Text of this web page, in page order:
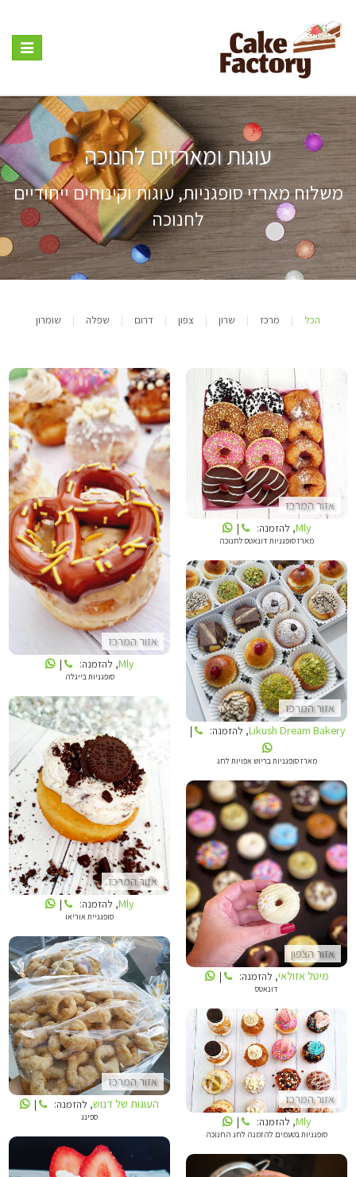
Toggle
עוגות ומארזים לחנוכה
משלוח מארזי סופגניות, עוגות וקינוחים ייחודיים
לחנוכה
הכל | מרכז | שרון | צפון | דרום | שפלה | שומרון
אזור המרכז
MLY
Mly, להזמנה: |
סופגניות בייגלה
אזור המרכז
MLY
Mly, להזמנה: |
מארז סופגניות דונאטס לחנוכה
אזור המרכז
LIKUSH DREAM BAKERY
Likush Dream Bakery, להזמנה: |
מארז סופגניות בריוש אפויות לחג
אזור המרכז
MLY
Mly, להזמנה: |
סופגניית אוריאו
אזור הצפון
מיטל אזולאי
מיטל אזולאי, להזמנה: |
דונאטס
אזור המרכז
העוגות של דנוש
העוגות של דנוש, להזמנה: |
ספינג
אזור המרכז
MLY
Mly, להזמנה: |
סופגניות בטעמים להזמנה לחג החנוכה